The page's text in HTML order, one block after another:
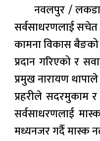
नवलपुर /
सर्वसाधरणलाई सचेत
कामना विकास बैङको
प्रदान गरिएको र
प्रमुख नारायण
प्रहरीले सदरमुकाम
सर्वसाधरणलाई
मध्यनजर गर्दै मास्क